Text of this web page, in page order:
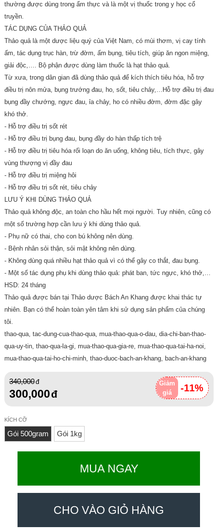
thường được dùng trong ẩm thực và là một vị thuốc trong y học cổ
truyền.
TÁC DỤNG CỦA THẢO QUẢ
Thảo quả là một dược liệu quý của Việt Nam, có mùi thơm, vị cay tính
ấm, tác dụng trục hàn, trừ đờm, ấm bụng, tiêu tích, giúp ăn ngon miệng,
giải độc,…. Bộ phận được dùng làm thuốc là hạt thảo quả.
Từ xưa, trong dân gian đã dùng thảo quả để kích thích tiêu hóa, hỗ trợ
điều trị nôn mửa, bụng trướng đau, ho, sốt, tiêu chảy,…Hỗ trợ điều trị đau
bụng đầy chướng, ngực đau, ỉa chảy, ho có nhiều đờm, đờm đặc gây
khó thở.
- Hỗ trợ điều trị sốt rét
- Hỗ trợ điều trị bụng đau, bụng đầy do hàn thấp tích trệ
- Hỗ trợ điều trị tiêu hóa rối loạn do ăn uống, không tiêu, tích thực, gây
vùng thượng vị đầy đau
- Hỗ trợ điều trị miệng hôi
- Hỗ trợ điều trị sốt rét, tiêu chảy
LƯU Ý KHI DÙNG THẢO QUẢ
Thảo quả không độc, an toàn cho hầu hết mọi người. Tuy nhiên, cũng có
một số trường hợp cần lưu ý khi dùng thảo quả.
- Phụ nữ có thai, cho con bú không nên dùng.
- Bệnh nhân sỏi thận, sỏi mật không nên dùng.
- Không dùng quá nhiều hạt thảo quả vì có thể gây co thắt, đau bụng.
- Một số tác dụng phụ khi dùng thảo quả: phát ban, tức ngực, khó thở,…
HSD: 24 tháng
Thảo quả được bán tại Thảo dược Bách An Khang được khai thác tự
nhiên. Bạn có thể hoàn toàn yên tâm khi sử dụng sản phẩm của chúng
tôi.
thao-qua, tac-dung-cua-thao-qua, mua-thao-qua-o-dau, dia-chi-ban-thao-
qua-uy-tin, thao-qua-la-gi, mua-thao-qua-gia-re, mua-thao-qua-tai-ha-noi,
mua-thao-qua-tai-ho-chi-minh, thao-duoc-bach-an-khang, bach-an-khang
Giảm
giá
-11%
340,000
300,000
KÍCH CỠ
Gói 500gram Gói 1kg
MUA NGAY
CHO VÀO GIỎ HÀNG